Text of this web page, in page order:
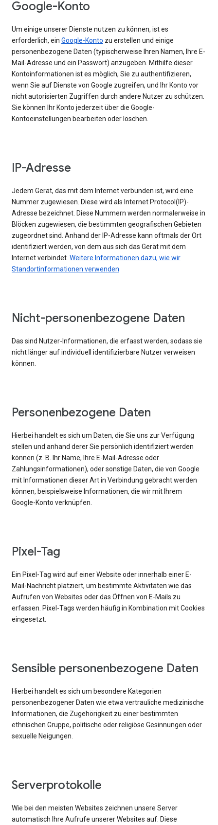
Google-Konto
Um einige unserer Dienste nutzen zu können, ist es
erforderlich, ein Google-Konto zu erstellen und einige
personenbezogene Daten (typischerweise Ihren Namen, Ihre E-
Mail-Adresse und ein Passwort) anzugeben. Mithilfe dieser
Kontoinformationen ist es möglich, Sie zu authentifizieren,
wenn Sie auf Dienste von Google zugreifen, und Ihr Konto vor
nicht autorisierten Zugriffen durch andere Nutzer zu schützen.
Sie können Ihr Konto jederzeit über die Google-
Kontoeinstellungen bearbeiten oder löschen.
IP-Adresse
Jedem Gerät, das mit dem Internet verbunden ist, wird eine
Nummer zugewiesen. Diese wird als Internet Protocol(IP)-
Adresse bezeichnet. Diese Nummern werden normalerweise in
Blöcken zugewiesen, die bestimmten geografischen Gebieten
zugeordnet sind. Anhand der IP-Adresse kann oftmals der Ort
identifiziert werden, von dem aus sich das Gerät mit dem
Internet verbindet. Weitere Informationen dazu, wie wir
Standortinformationen verwenden
Nicht-personenbezogene Daten
Das sind Nutzer-Informationen, die erfasst werden, sodass sie
nicht länger auf individuell identifizierbare Nutzer verweisen
können.
Personenbezogene Daten
Hierbei handelt es sich um Daten, die Sie uns zur Verfügung
stellen und anhand derer Sie persönlich identifiziert werden
können (z. B. Ihr Name, Ihre E-Mail-Adresse oder
Zahlungsinformationen), oder sonstige Daten, die von Google
mit Informationen dieser Art in Verbindung gebracht werden
können, beispielsweise Informationen, die wir mit Ihrem
Google-Konto verknüpfen.
Pixel-Tag
Ein Pixel-Tag wird auf einer Website oder innerhalb einer E-
Mail-Nachricht platziert, um bestimmte Aktivitäten wie das
Aufrufen von Websites oder das Öffnen von E-Mails zu
erfassen. Pixel-Tags werden häufig in Kombination mit Cookies
eingesetzt.
Sensible personenbezogene Daten
Hierbei handelt es sich um besondere Kategorien
personenbezogener Daten wie etwa vertrauliche medizinische
Informationen, die Zugehörigkeit zu einer bestimmten
ethnischen Gruppe, politische oder religiöse Gesinnungen oder
sexuelle Neigungen.
Serverprotokolle
Wie bei den meisten Websites zeichnen unsere Server
automatisch Ihre Aufrufe unserer Websites auf. Diese